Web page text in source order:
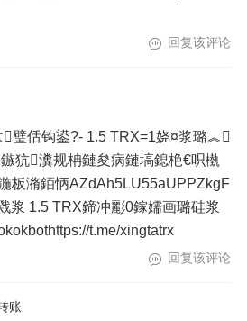
回复该评论
璧佸钩鍙?- 1.5 TRX=1娆¤浆璐︽
犺瀵规柟鏈夋病鏈塙鎴栬€呮槸
板潃銆怲AZdAh5LU55aUPPZkgF
浆 1.5 TRX鍗冲彲0鎵嬬画璐硅浆
t.me/xingtatrx
回复该评论
账